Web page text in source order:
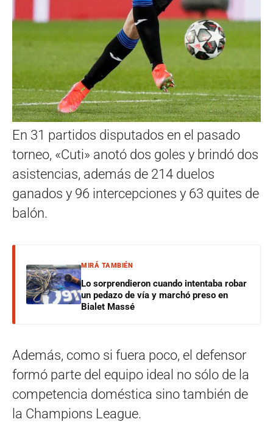
En 31 partidos disputados en el pasado
torneo, «Cuti» anotó dos goles y brindó dos
asistencias, además de 214 duelos
ganados y 96 intercepciones y 63 quites de
balón.
MIRÁ TAMBIÉN
Lo sorprendieron cuando intentaba robar
un pedazo de vía y marchó preso en
Bialet Massé
Además, como si fuera poco, el defensor
formó parte del equipo ideal no sólo de la
competencia doméstica sino también de
la Champions League.